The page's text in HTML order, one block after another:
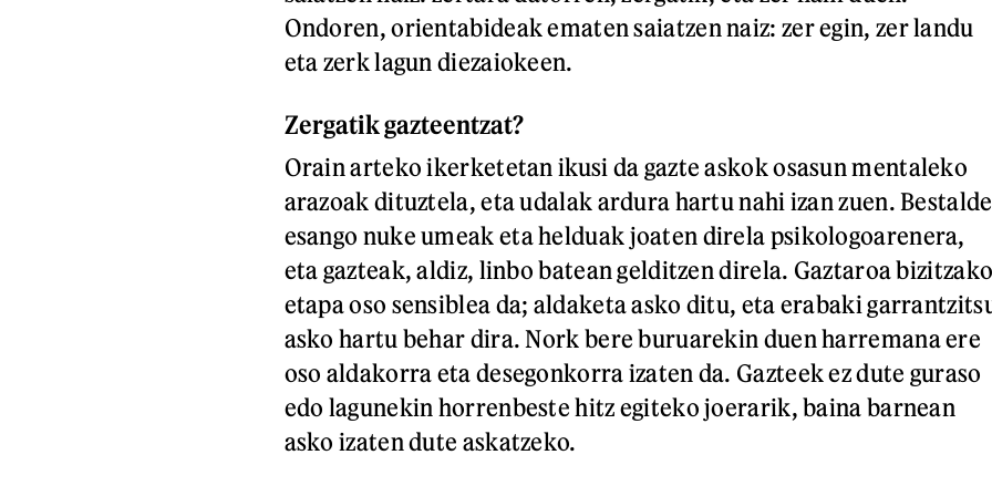
Ondoren, orientabideak ematen saiatzen naiz: zer egin, zer landu
eta zerk lagun diezaiokeen.
Zergatik gazteentzat?
Orain arteko ikerketetan ikusi da gazte askok osasun mentaleko
arazoak dituztela, eta udalak ardura hartu nahi izan zuen.
esango nuke umeak eta helduak joaten direla psikologoarenera,
eta gazteak, aldiz, linbo batean gelditzen direla. Gaztaroa bizitzako
etapa oso sensiblea da; aldaketa asko ditu, eta erabaki
asko hartu behar dira. Nork bere buruarekin duen harremana ere
oso aldakorra eta desegonkorra izaten da. Gazteek ez dute guraso
edo lagunekin horrenbeste hitz egiteko joerarik, baina barnean
asko izaten dute askatzeko.